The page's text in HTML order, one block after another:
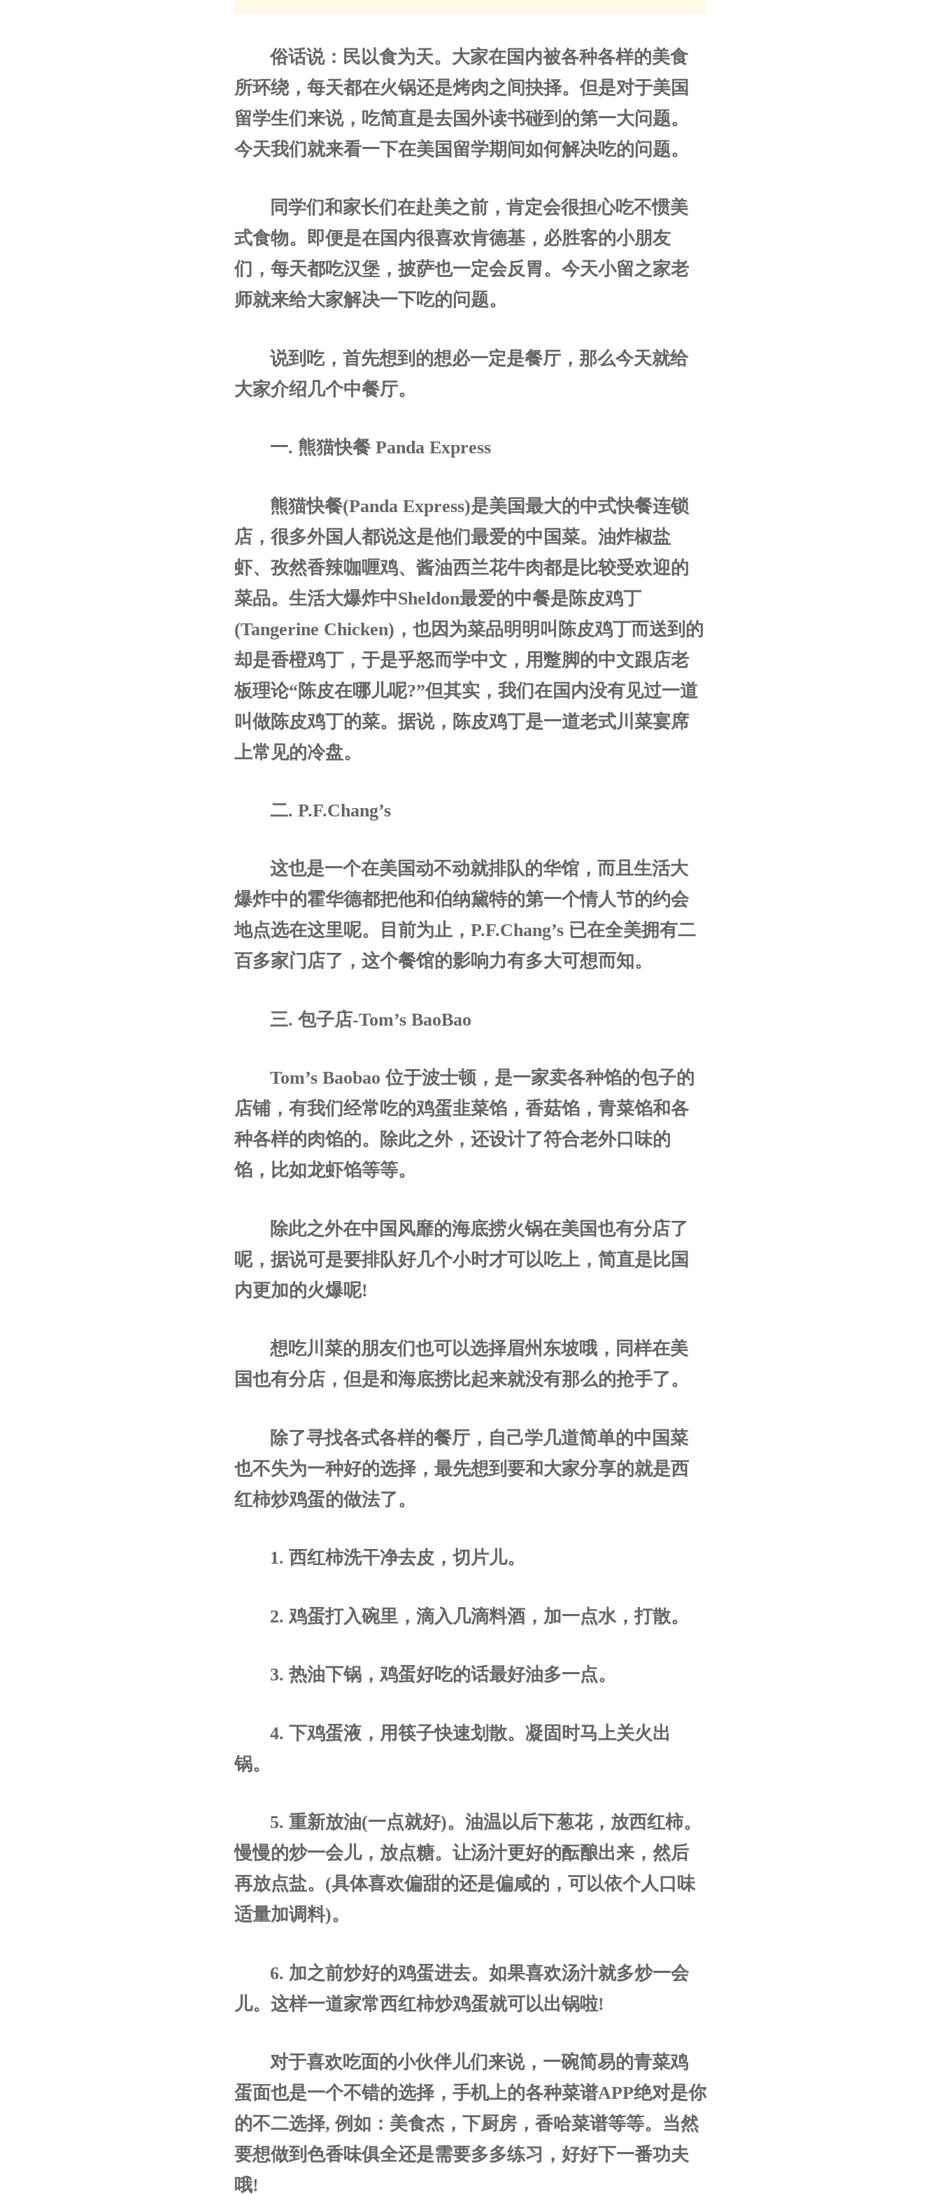
俗话说：民以食为天。大家在国内被各种各样的美食
所环绕，每天都在火锅还是烤肉之间抉择。但是对于美国
留学生们来说，吃简直是去国外读书碰到的第一大问题。
今天我们就来看一下在美国留学期间如何解决吃的问题。
同学们和家长们在赴美之前，肯定会很担心吃不惯美
式食物。即便是在国内很喜欢肯德基，必胜客的小朋友
们，每天都吃汉堡，披萨也一定会反胃。今天小留之家老
师就来给大家解决一下吃的问题。
说到吃，首先想到的想必一定是餐厅，那么今天就给
大家介绍几个中餐厅。
一. 熊猫快餐 Panda Express
熊猫快餐(Panda Express)是美国最大的中式快餐连锁
店，很多外国人都说这是他们最爱的中国菜。油炸椒盐
虾、孜然香辣咖喱鸡、酱油西兰花牛肉都是比较受欢迎的
菜品。生活大爆炸中Sheldon最爱的中餐是陈皮鸡丁
(Tangerine Chicken)，也因为菜品明明叫陈皮鸡丁而送到的
却是香橙鸡丁，于是乎怒而学中文，用蹩脚的中文跟店老
板理论“陈皮在哪儿呢?”但其实，我们在国内没有见过一道
叫做陈皮鸡丁的菜。据说，陈皮鸡丁是一道老式川菜宴席
上常见的冷盘。
二. P.F.Chang’s
这也是一个在美国动不动就排队的华馆，而且生活大
爆炸中的霍华德都把他和伯纳黛特的第一个情人节的约会
地点选在这里呢。目前为止，P.F.Chang’s 已在全美拥有二
百多家门店了，这个餐馆的影响力有多大可想而知。
三. 包子店-Tom’s BaoBao
Tom’s Baobao 位于波士顿，是一家卖各种馅的包子的
店铺，有我们经常吃的鸡蛋韭菜馅，香菇馅，青菜馅和各
种各样的肉馅的。除此之外，还设计了符合老外口味的
馅，比如龙虾馅等等。
除此之外在中国风靡的海底捞火锅在美国也有分店了
呢，据说可是要排队好几个小时才可以吃上，简直是比国
内更加的火爆呢!
想吃川菜的朋友们也可以选择眉州东坡哦，同样在美
国也有分店，但是和海底捞比起来就没有那么的抢手了。
除了寻找各式各样的餐厅，自己学几道简单的中国菜
也不失为一种好的选择，最先想到要和大家分享的就是西
红柿炒鸡蛋的做法了。
1. 西红柿洗干净去皮，切片儿。
2. 鸡蛋打入碗里，滴入几滴料酒，加一点水，打散。
3. 热油下锅，鸡蛋好吃的话最好油多一点。
4. 下鸡蛋液，用筷子快速划散。凝固时马上关火出
锅。
5. 重新放油(一点就好)。油温以后下葱花，放西红柿。
慢慢的炒一会儿，放点糖。让汤汁更好的酝酿出来，然后
再放点盐。(具体喜欢偏甜的还是偏咸的，可以依个人口味
适量加调料)。
6. 加之前炒好的鸡蛋进去。如果喜欢汤汁就多炒一会
儿。这样一道家常西红柿炒鸡蛋就可以出锅啦!
对于喜欢吃面的小伙伴儿们来说，一碗简易的青菜鸡
蛋面也是一个不错的选择，手机上的各种菜谱APP绝对是你
的不二选择, 例如：美食杰，下厨房，香哈菜谱等等。当然
要想做到色香味俱全还是需要多多练习，好好下一番功夫
哦!